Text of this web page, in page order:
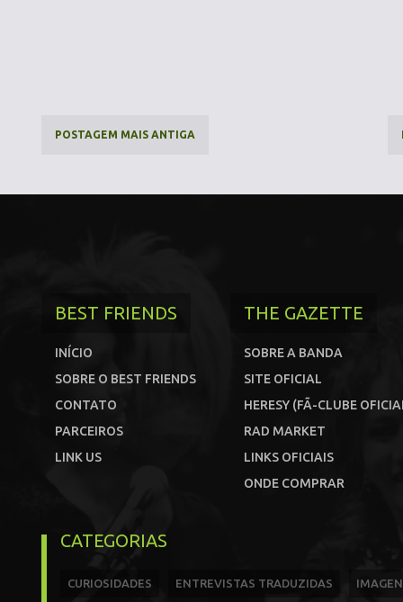
POSTAGEM MAIS ANTIGA
BEST FRIENDS
INÍCIO
SOBRE O BEST FRIENDS
CONTATO
PARCEIROS
LINK US
THE GAZETTE
SOBRE A BANDA
SITE OFICIAL
HERESY (FÃ-CLUBE
RAD MARKET
LINKS OFICIAIS
ONDE COMPRAR
CATEGORIAS
CURIOSIDADES ENTREVISTAS TRADUZIDAS